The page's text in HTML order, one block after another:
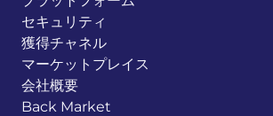
セキュリティ
獲得チャネル
マーケットプレイス
会社概要
Back Market